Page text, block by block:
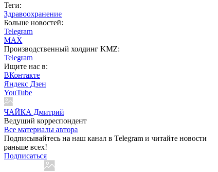
Теги:
Здравоохранение
Больше новостей:
Telegram
MAX
Производственный холдинг KMZ:
Telegram
Ищите нас в:
ВКонтакте
Яндекс Дзен
YouTube
ЧАЙКА Дмитрий
Ведущий корреспондент
Все материалы автора
Подписывайтесь на наш канал в Telegram и читайте новости
раньше всех!
Подписаться